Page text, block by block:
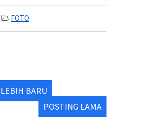
FOTO
BARU
POSTING LAMA